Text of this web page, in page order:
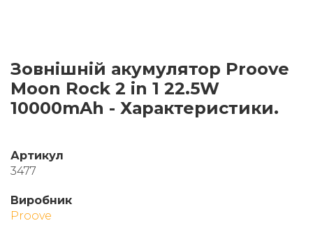
Зовнішній акумулятор Proove
Moon Rock 2 in 1 22.5W
10000mAh - Характеристики.
Артикул
3477
Виробник
Proove